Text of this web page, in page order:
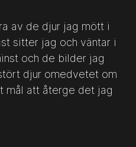
av de djur jag mött i
sitter jag och väntar i
och de bilder jag
djur omedvetet om
mål att återge det jag